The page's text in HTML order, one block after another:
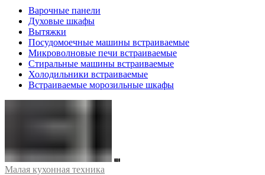
Варочные панели
Духовые шкафы
Вытяжки
Посудомоечные машины встраиваемые
Микроволновые печи встраиваемые
Стиральные машины встраиваемые
Холодильники встраиваемые
Встраиваемые морозильные шкафы
Малая кухонная техника